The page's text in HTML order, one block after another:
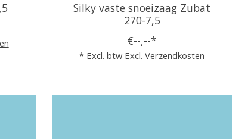
Silky vaste snoeizaag Zubat
270-7,5
€--,--*
* Excl. btw Excl.Verzendkosten